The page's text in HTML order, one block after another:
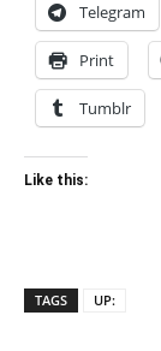
Telegram
Print
Tumblr
Like this:
TAGS UP: